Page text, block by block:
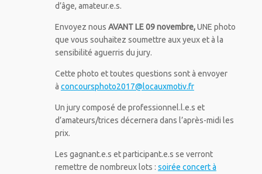
d’âge, amateur.e.s.
Envoyez nous AVANT LE 09 novembre,UNE photo
que vous souhaitez soumettre aux yeux et à la
sensibilité aguerris du jury.
Cette photo et toutes questions sont à envoyer
à concoursphoto2017@locauxmotiv.fr
Un jury composé de professionnel.l.e.s et
d’amateurs/trices décernera dans l’après-midi les
prix.
Les gagnant.e.s et participant.e.s se verront
remettre de nombreux lots : soirée concert à